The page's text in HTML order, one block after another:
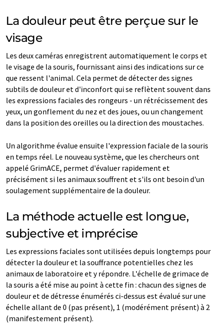
La douleur peut être perçue sur le
visage
Les deux caméras enregistrent automatiquement le corps et
le visage de la souris, fournissant ainsi des indications sur ce
que ressent l'animal. Cela permet de détecter des signes
subtils de douleur et d'inconfort qui se reflètent souvent dans
les expressions faciales des rongeurs - un rétrécissement des
yeux, un gonflement du nez et des joues, ou un changement
dans la position des oreilles ou la direction des moustaches.
Un algorithme évalue ensuite l'expression faciale de la souris
en temps réel. Le nouveau système, que les chercheurs ont
appelé GrimACE, permet d'évaluer rapidement et
précisément si les animaux souffrent et s'ils ont besoin d'un
soulagement supplémentaire de la douleur.
La méthode actuelle est longue,
subjective et imprécise
Les expressions faciales sont utilisées depuis longtemps pour
détecter la douleur et la souffrance potentielles chez les
animaux de laboratoire et y répondre. L'échelle de grimace de
la souris a été mise au point à cette fin : chacun des signes de
douleur et de détresse énumérés ci-dessus est évalué sur une
échelle allant de 0 (pas présent), 1 (modérément présent) à 2
(manifestement présent).